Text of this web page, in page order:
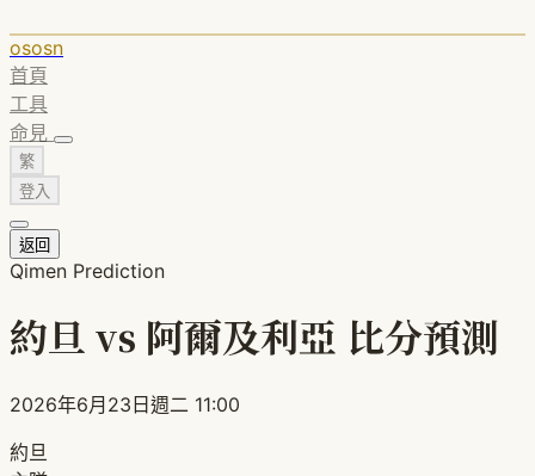
ososn
首頁
工具
命見
繁
登入
返回
Qimen Prediction
約旦 vs 阿爾及利亞 比分預測
2026年6月23日週二 11:00
約旦